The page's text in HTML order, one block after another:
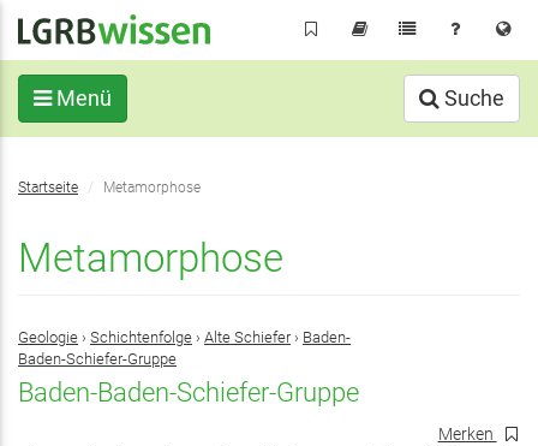
Inhalt
Menü Suche
Sie
hier:
Startseite Metamorphose
Metamorphose
Geologie › Schichtenfolge › Alte Schiefer› Baden-
Baden-Schiefer-Gruppe
Baden-Baden-Schiefer-Gruppe
Merken